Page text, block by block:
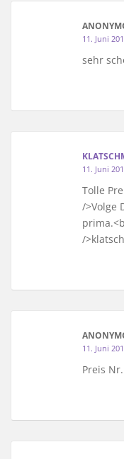
11. Juni
sehr
11. Juni
Tolle
/>Volge
/
11. Juni
Preis